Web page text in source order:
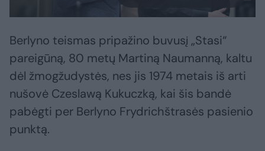
Berlyno teismas pripažino buvusį „Stasi“
pareigūną, 80 metų Martiną Naumanną, kaltu
dėl žmogžudystės, nes jis 1974 metais iš arti
nušovė Czeslawą Kukuczką, kai šis bandė
pabėgti per Berlyno Frydrichštrasės pasienio
punktą.